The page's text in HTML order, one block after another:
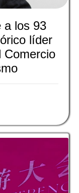
a los 93
líder
Comercio